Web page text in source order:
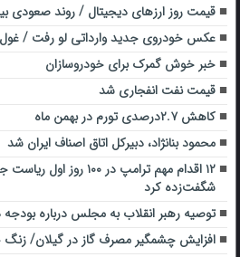
قیمت روز ارزهای دیجیتال / روند صعودی
عکس خودروی جدید وارداتی لو رفت /
خبر خوش گمرک برای خودروسازان
قیمت نفت انفجاری شد
کاهش ۲.۷درصدی تورم در بهمن ماه
محمود بنانژاد، دبیرکل اتاق اصناف ایران شد
۱۲ اقدام مهم ترامپ در ۱۰۰
شگفت‌زده کرد
توصیه رهبر انقلاب به مجلس درباره بودجه
افزایش چشمگیر مصرف گاز در گیلان/ ‌زنگ